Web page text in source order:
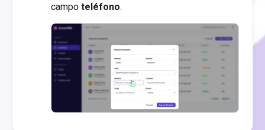
campo teléfono.